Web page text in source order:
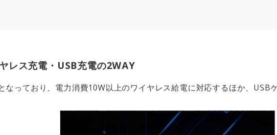
レス充電・USB充電の2WAY
なっており、電力消費10W以上のワイヤレス給電に対応するほか、USB